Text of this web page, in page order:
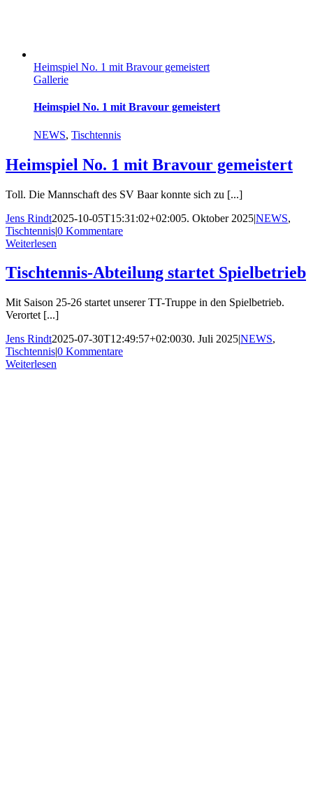
Heimspiel No. 1 mit Bravour gemeistert
Gallerie
Heimspiel No. 1 mit Bravour gemeistert
NEWS, Tischtennis
Heimspiel No. 1 mit Bravour gemeistert
Toll. Die Mannschaft des SV Baar konnte sich zu [...]
Jens Rindt2025-10-05T15:31:02+02:005. Oktober 2025|NEWS,
Tischtennis|0 Kommentare
Weiterlesen
Tischtennis-Abteilung startet Spielbetrieb
Mit Saison 25-26 startet unserer TT-Truppe in den Spielbetrieb.
Verortet [...]
Jens Rindt2025-07-30T12:49:57+02:0030. Juli 2025|NEWS,
Tischtennis|0 Kommentare
Weiterlesen